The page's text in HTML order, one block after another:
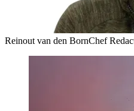
Reinout van den BornChef